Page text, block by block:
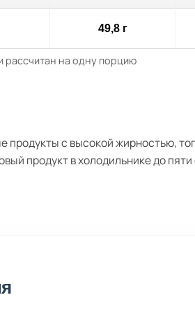
49,8 г
рассчитан на одну порцию
с высокой жирностью,
продукт в холодильнике до пяти